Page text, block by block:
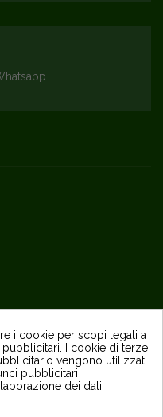
18
i cookie per scopi legati a
I cookie di terze
vengono utilizzati
pubblicitari
dei dati